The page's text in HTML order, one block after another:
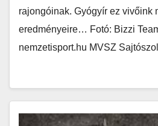
rajongóinak. Gyógyír ez vivőink
eredményeire… Fotó: Bizzi
nemzetisport.hu MVSZ